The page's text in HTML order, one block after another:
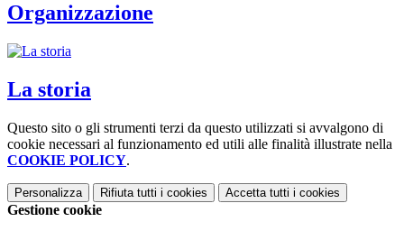
Organizzazione
La storia
Questo sito o gli strumenti terzi da questo utilizzati si avvalgono di
cookie necessari al funzionamento ed utili alle finalità illustrate nella
COOKIE POLICY.
Personalizza Rifiuta tutti i cookies Accetta tutti i cookies
Gestione cookie